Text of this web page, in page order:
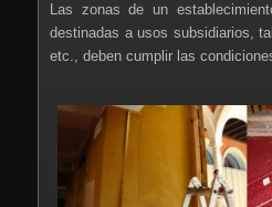
Las zonas de un
destinadas a usos subsidiarios,
etc., deben cumplir las